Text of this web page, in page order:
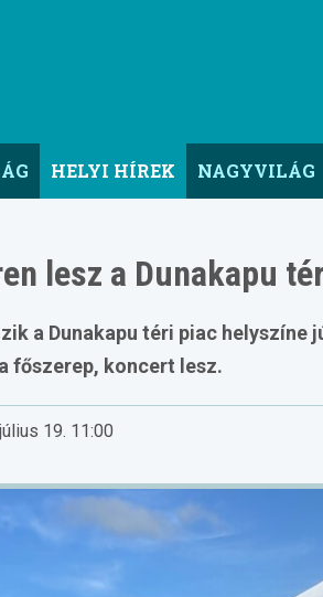
HELYI HÍREK NAGYVILÁG
lesz a Dunakapu
a Dunakapu téri piac helyszíne
főszerep, koncert lesz.
19. 11:00